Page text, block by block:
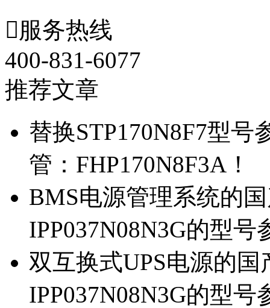
服务热线
400-831-6077
推荐文章
替换STP170N8F7型
管：FHP170N8F3A！
BMS电源管理系统的
IPP037N08N3G的型号
双互换式UPS电源的
IPP037N08N3G的型号